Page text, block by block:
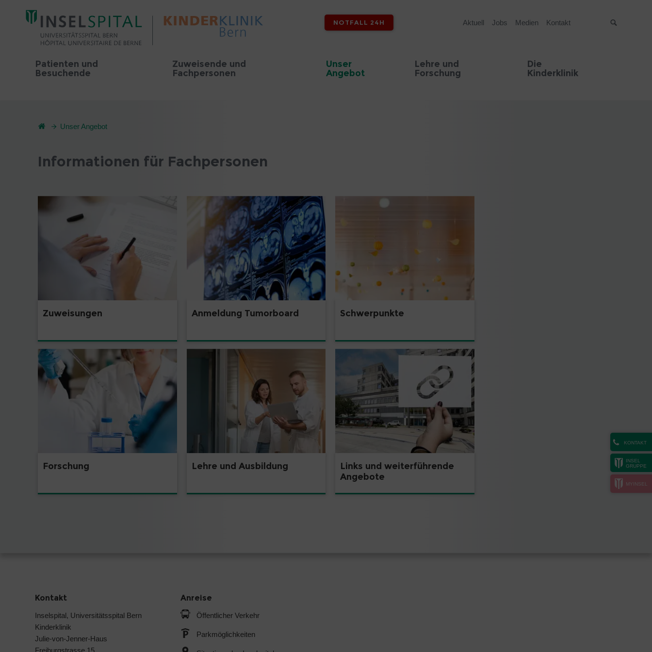
NOTFALL 24H Aktuell Jobs Medien Kontakt
Patienten und
Besuchende
Zuweisende und
Fachpersonen
Unser
Angebot
Lehre und
Forschung
Die
Kinderklinik
KONTAKT
INSEL
GRUPPE
MYINSEL
Unser Angebot
Informationen für Fachpersonen
Zuweisungen Anmeldung Tumorboard Schwerpunkte
Forschung Lehre und Ausbildung
Links und weiterführende
Angebote
Kontakt
Inselspital, Universitätsspital Bern
Kinderklinik
Julie-von-Jenner-Haus
Freiburgstrasse 15
Anreise
Öffentlicher Verkehr
Parkmöglichkeiten